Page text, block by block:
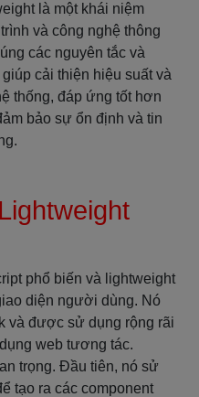
là một khái niệm
và công nghệ thông
các nguyên tắc và
cải thiện hiệu suất và
thống, đáp ứng tốt hơn
bảo sự ổn định và tin
phổ biến và lightweight
diện người dùng. Nó
và được sử dụng rộng rãi
web tương tác.
trọng. Đầu tiên, nó sử
tạo ra các component